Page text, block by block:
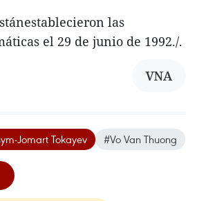
las
el 29 de junio de 1992./.
VNA
Jomart Tokayev #Vo Van Thuong